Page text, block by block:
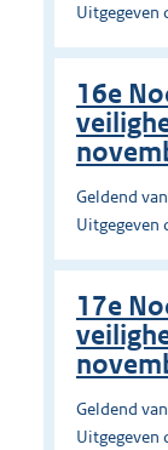
Uitgegeven
16e
Geldend
Uitgegeven
17e
Geldend
Uitgegeven